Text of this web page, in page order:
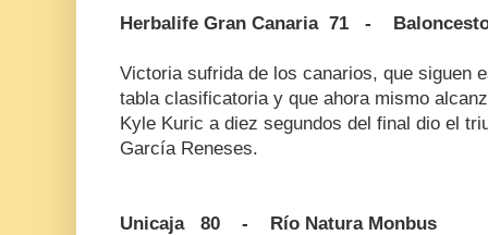
Herbalife Gran Canaria 71 -
Victoria sufrida de los canarios, que siguen
tabla clasificatoria y que ahora mismo
Kyle Kuric a diez segundos del final dio el
García Reneses.
Unicaja 80 - Río Natura Monbus